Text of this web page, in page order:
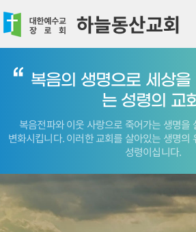
복음의 생명으로 세상을
는 성령의 교
복음전파와 이웃 사랑으로 죽어가는 생명을
변화시킵니다.이러한 교회를 살아있는 생명의
성령이십니다.